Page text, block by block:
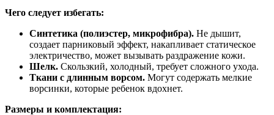
Чего следует избегать:
Синтетика (полиэстер, микрофибра). Не дышит,
создает парниковый эффект, накапливает статическое
электричество, может вызывать раздражение кожи.
Шелк. Скользкий, холодный, требует сложного ухода.
Ткани с длинным ворсом. Могут содержать мелкие
ворсинки, которые ребенок вдохнет.
Размеры и комплектация: